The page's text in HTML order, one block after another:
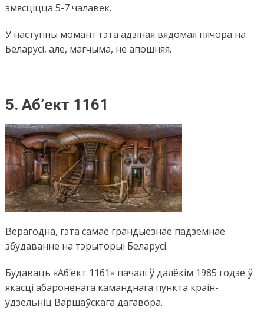
змясціцца 5-7 чалавек.
У наступны момант гэта адзіная вядомая пячора на
Беларусі, але, магчыма, не апошняя.
5. Аб’ект 1161
Верагодна, гэта самае грандыёзнае падземнае
збудаванне на тэрыторыі Беларусі.
Будаваць «Аб’ект 1161» пачалі ў далёкім 1985 годзе ў
якасці абароненага каманднага пункта краін-
удзельніц Варшаўскага дагавора.